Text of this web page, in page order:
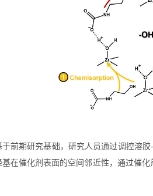
前期研究基础，研究人员通过调控溶
基在催化剂表面的空间邻近性，通过催